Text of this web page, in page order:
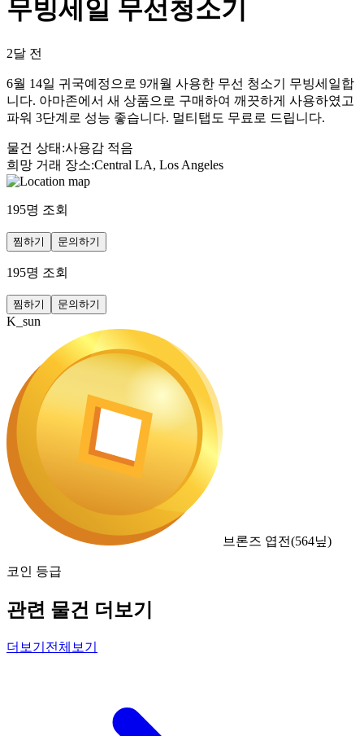
무빙세일 무선청소기
2달 전
6월 14일 귀국예정으로 9개월 사용한 무선 청소기 무빙세일합
니다. 아마존에서 새 상품으로 구매하여 깨끗하게 사용하였고
파워 3단계로 성능 좋습니다. 멀티탭도 무료로 드립니다.
물건 상태 :사용감 적음
희망 거래 장소:Central LA, Los Angeles
195명 조회
찜하기 문의하기
195명 조회
찜하기 문의하기
K_sun
브론즈 엽전(564닢)
코인 등급
관련 물건 더보기
더보기 전체보기